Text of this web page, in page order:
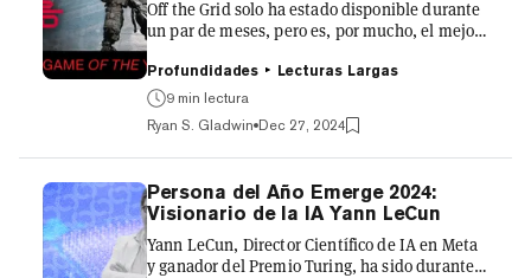
demás que...
Off the Grid solo ha estado disponible durante
un par de meses, pero es, por mucho, el mejor
tiene una competencia cercana. Si hablamos
de números puros, Hamster Kombat superó a
la mayoría de los juegos al acumular 300
millones de jugadores este verano. Pero la
monótona mini aplicación tap-to-earn terminó
sintiéndose como un truco financiero
ligeramente disfrazado de juego, y el airdrop
resultante apenas justificó la expectación. En
cuanto a Off the...
Profundidades
Lecturas Largas
9 min lectura
Ryan S. Gladwin Dec 27, 2024
Persona del Año Emerge 2024:
Visionario de la IA Yann LeCun
Yann LeCun, Director Científico de IA en Meta
y ganador del Premio Turing, ha sido durante